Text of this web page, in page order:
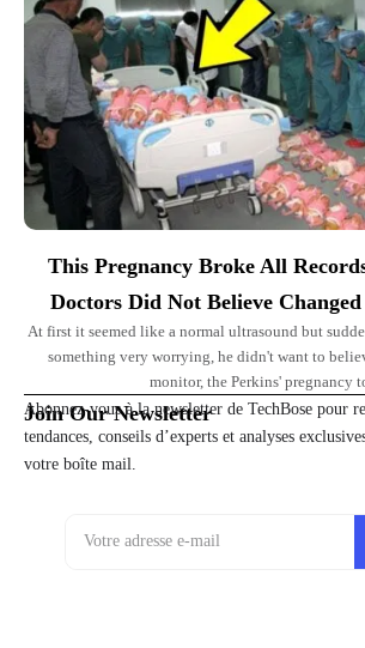
This Pregnancy Broke All
Doctors Did Not Believe
At first it seemed like a normal ultrasound but
something very worrying, he didn't want to
monitor, the Perkins' pregnancy
Join Our Newsletter
Abonnez-vous à la newsletter de TechBose pour
tendances, conseils d’experts et analyses
votre boîte mail.